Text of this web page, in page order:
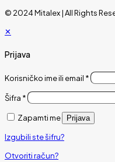
© 2024 Mitalex | All Rights
✕
Prijava
Korisničko ime ili email *
Šifra *
Zapamti me Prijava
Izgubili ste šifru?
Otvoriti račun?